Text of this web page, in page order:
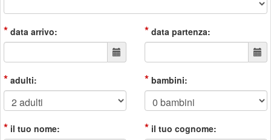
* data arrivo: * data partenza:
* adulti: * bambini:
* il tuo nome: * il tuo cognome: